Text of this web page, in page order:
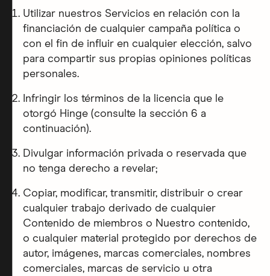
Utilizar nuestros Servicios en relación con la
financiación de cualquier campaña política o
con el fin de influir en cualquier elección, salvo
para compartir sus propias opiniones políticas
personales.
Infringir los términos de la licencia que le
otorgó Hinge (consulte la sección 6 a
continuación).
Divulgar información privada o reservada que
no tenga derecho a revelar;
Copiar, modificar, transmitir, distribuir o crear
cualquier trabajo derivado de cualquier
Contenido de miembros o Nuestro contenido,
o cualquier material protegido por derechos de
autor, imágenes, marcas comerciales, nombres
comerciales, marcas de servicio u otra